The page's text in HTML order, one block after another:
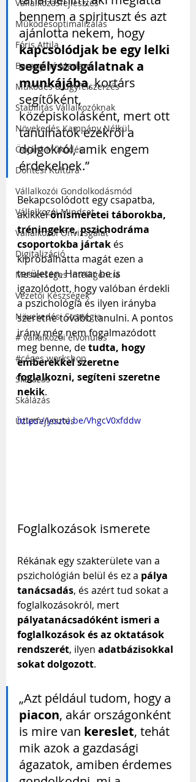
Vállalkozásfejlesztés
Működésoptimalizálás
Fóris Attila
Baranyiné Mariann
Működés & ügyfélszerzés
Stabilitás Vállalkozóknak
Növekedés Kampány Nélkül
Önjáró Működés
Döntési Kultúra
Vállalkozói Gondolkodásmód
Vállalkozói Mindset
Vállalkozói Önvizsgálat
Digitalizáció
Mesterséges Intelligencia
Vezetői Készségek
Növekedési Stratégia
# vállalkozói elvonulás
#céges workshop
Skálázás
Skálázás
Üzletfejlesztés
bennem a spirituszt és azt
ajánlotta nekem, hogy
kapcsolódjak be egy lelki
segélyszolgálatnak a
munkájába, kortárs
segítőként,
középiskolásként, mert ott
tanulhatok ezekről a
dolgokról, amik engem
érdekelnek.”
Bekapcsolódott egy csapatba,
akikkel önismeretei táborokba,
tréningekre, pszichodráma
csoportokba jártak és
kipróbálhatta magát ezen a
területen. Hamar be is
igazolódott, hogy valóban érdekli
a pszichológia és ilyen irányba
szeretne tovább tanulni. A pontos
irány még nem fogalmazódott
meg benne, de tudta, hogy
emberekkel szeretne
foglalkozni, segíteni szeretne
nekik.
https://youtu.be/VhgcV0xfddw
Foglalkozások ismerete
Rékának egy szakterülete van a
pszichológián belül és ez a pálya
tanácsadás, és azért tud sokat a
foglalkozásokról, mert
pályatanácsadóként ismeri a
foglalkozások és az oktatások
rendszerét, ilyen adatbázisokkal
sokat dolgozott.
„Azt például tudom, hogy a
piacon, akár országonként
is mire van kereslet, tehát
mik azok a gazdasági
ágazatok, amiben érdemes